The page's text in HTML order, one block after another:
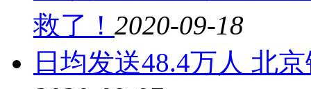
救了！ 2020-09-18
日均发送48.4万人 北